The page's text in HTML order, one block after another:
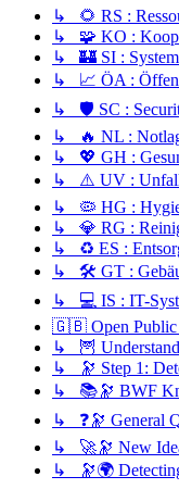
↳ 🌻 RS :
↳ 🧩 KO :
↳ 🏰 SI :
↳ 📈 ÖA :
↳ 🛡️ SC :
↳ 🔥 NL :
↳ 💖 GH :
↳ ⚠️ UV :
↳ 🦠 HG :
↳ 💎 RG :
↳ ♻️ ES :
↳ 🛠️ GT :
↳ 💻 IS : IT-
🇬🇧 Open Public
↳ 🦉
↳ 🔭 Step 1:
↳ 📚🔭 BWF
↳ ❓🔭 General
↳ 🚀🔭 New
↳ 🔭🌍